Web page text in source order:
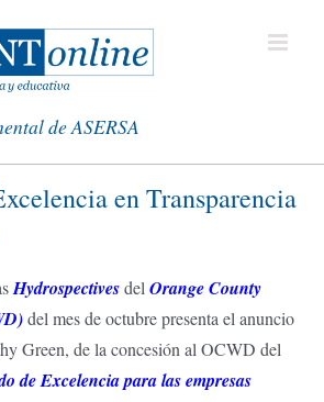
de ASERSA
en Transparencia
HydrospectivesdelOrange County
del mes de octubre presenta el anuncio
Green, de la concesión al OCWD del
de Excelencia para las empresas